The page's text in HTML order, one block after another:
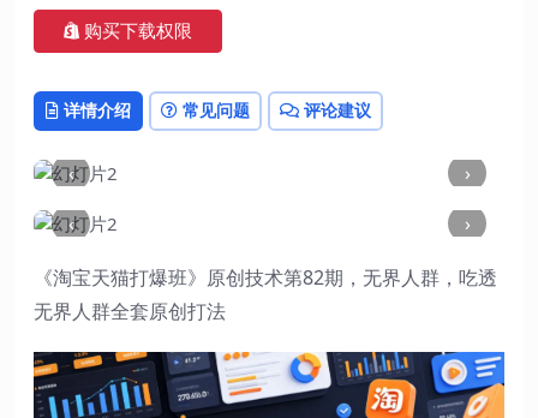
购买下载权限
详情介绍 常见问题 评论建议
‹
›
‹
›
《淘宝天猫打爆班》原创技术第82期，无界人群，吃透
无界人群全套原创打法